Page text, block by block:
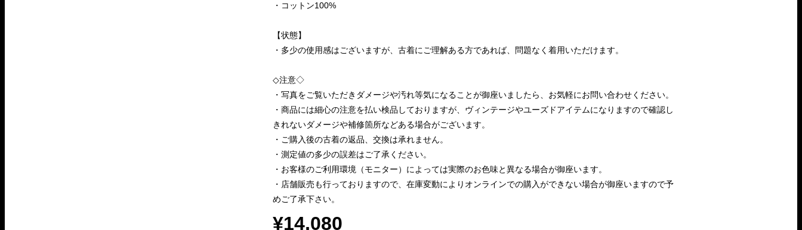
・コットン100%
【状態】
・多少の使用感はございますが、古着にご理解ある方であれば、問題なく着用いただけます。
◇注意◇
・写真をご覧いただきダメージや汚れ等気になることが御座いましたら、お気軽にお問い合わせください。
・商品には細心の注意を払い検品しておりますが、ヴィンテージやユーズドアイテムになりますので確認し
きれないダメージや補修箇所などある場合がございます。
・ご購入後の古着の返品、交換は承れません。
・測定値の多少の誤差はご了承ください。
・お客様のご利用環境（モニター）によっては実際のお色味と異なる場合が御座います。
・店舗販売も行っておりますので、在庫変動によりオンラインでの購入ができない場合が御座いますので予
めご了承下さい。
¥14,080